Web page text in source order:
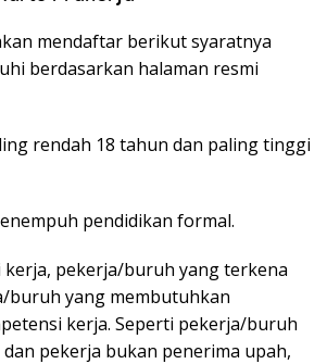
mendaftar berikut syaratnya
berdasarkan halaman resmi
rendah 18 tahun dan paling tinggi
pendidikan formal.
kerja, pekerja/buruh yang terkena
buruh yang membutuhkan
kerja. Seperti pekerja/buruh
pekerja bukan penerima upah,